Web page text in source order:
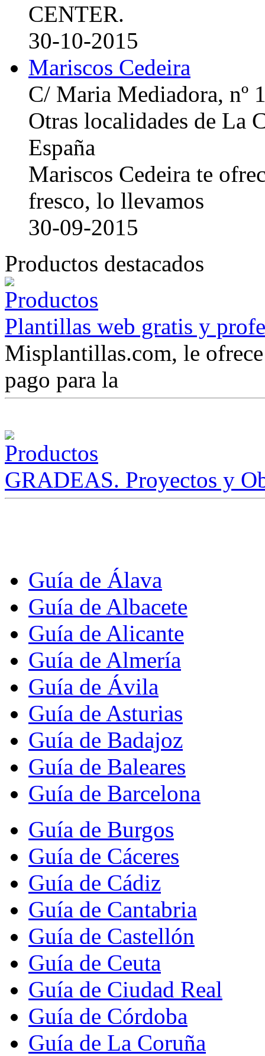
CENTER.
30-10-2015
Mariscos Cedeira
C/ Maria Mediadora, nº
Otras localidades de La
España
Mariscos Cedeira te
fresco, lo llevamos
30-09-2015
Productos destacados
Plantillas web gratis y
Misplantillas.com, le
pago para la
GRADEAS. Proyectos y
Guía de Álava
Guía de Albacete
Guía de Alicante
Guía de Almería
Guía de Ávila
Guía de Asturias
Guía de Badajoz
Guía de Baleares
Guía de Barcelona
Guía de Burgos
Guía de Cáceres
Guía de Cádiz
Guía de Cantabria
Guía de Castellón
Guía de Ceuta
Guía de Ciudad Real
Guía de Córdoba
Guía de La Coruña